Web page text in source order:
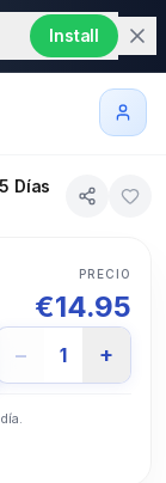
Install
Días
PRECIO
€14.95
− 1 +